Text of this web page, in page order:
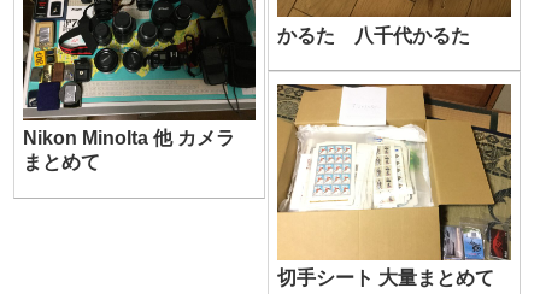
かるた 八千代かるた
Nikon Minolta 他 カメラ
まとめて
切手シート 大量まとめて